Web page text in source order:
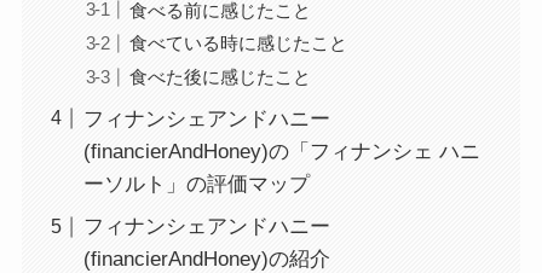
食べる前に感じたこと
食べている時に感じたこと
食べた後に感じたこと
フィナンシェアンドハニー
(financierAndHoney)の「フィナンシェ ハニ
ーソルト」の評価マップ
フィナンシェアンドハニー
(financierAndHoney)の紹介